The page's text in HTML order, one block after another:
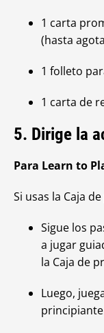
1 carta
(hasta
1 folleto
1 carta de
5. Dirige la
Para Learn to
Si usas la Caja
Sigue los
a jugar
la Caja de
Luego,